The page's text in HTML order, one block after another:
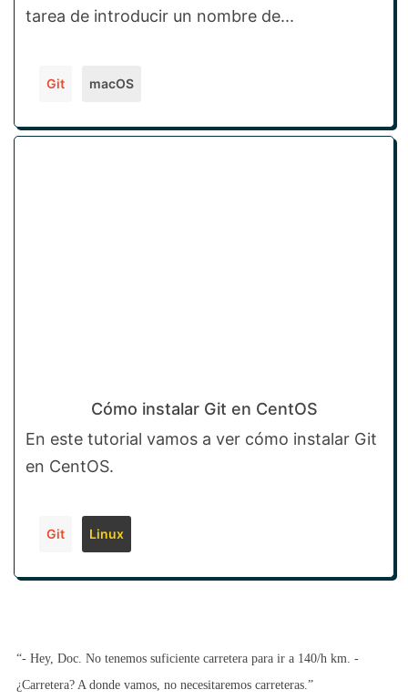
tarea de introducir un nombre de...
Git macOS
Cómo instalar Git en CentOS
En este tutorial vamos a ver cómo instalar Git
en CentOS.
Git Linux
“- Hey, Doc. No tenemos suficiente carretera para ir a 140/h km. -
¿Carretera? A donde vamos, no necesitaremos carreteras.”